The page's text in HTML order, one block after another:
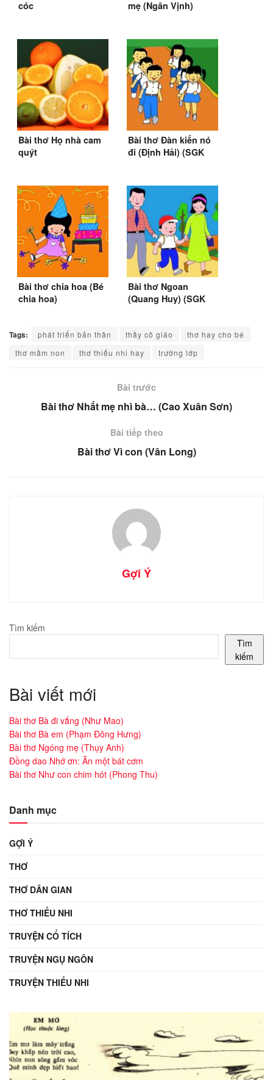
cóc mẹ (Ngân Vịnh)
Bài thơ Họ nhà cam
quýt
Bài thơ Đàn kiến nó
đi (Định Hải) (SGK
Bài thơ chia hoa (Bé
chia hoa)
Bài thơ Ngoan
(Quang Huy) (SGK
Tags: phát triển bản thân thầy cô giáo
thơ hay cho bé
thơ mầm non
thơ thiếu nhi hay trường lớp
Bài trước
Bài thơ Nhất mẹ nhì bà… (Cao Xuân Sơn)
Bài tiếp theo
Bài thơ Vì con (Vân Long)
Gợi Ý
Tìm kiếm
Tìm
kiếm
Bài viết mới
Bài thơ Bà đi vắng (Như Mao)
Bài thơ Bà em (Phạm Đông Hưng)
Bài thơ Ngóng mẹ (Thụy Anh)
Đồng dao Nhớ ơn: Ăn một bát cơm
Bài thơ Như con chim hót (Phong Thu)
Danh mục
GỢI Ý
THƠ
THƠ DÂN GIAN
THƠ THIẾU NHI
TRUYỆN CỔ TÍCH
TRUYỆN NGỤ NGÔN
TRUYỆN THIẾU NHI